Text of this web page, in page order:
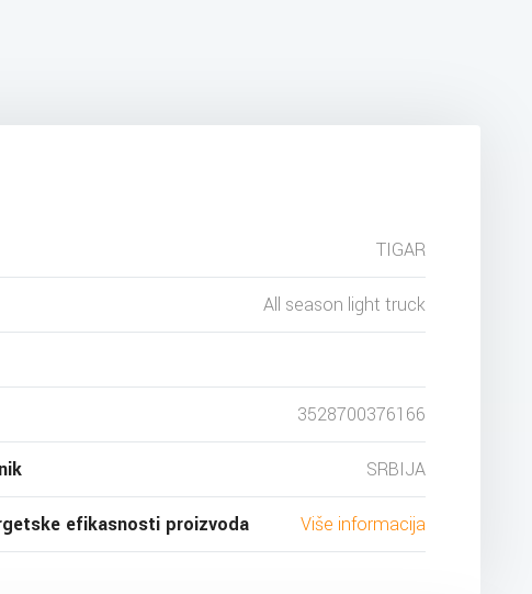
TIGAR
All season light truck
3528700376166
SRBIJA
efikasnosti proizvoda Više informacija